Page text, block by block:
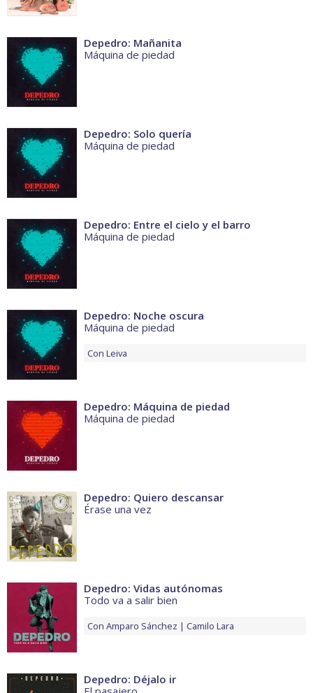
Depedro: Mañanita
Máquina de piedad
Depedro: Solo quería
Máquina de piedad
Depedro: Entre el cielo y el barro
Máquina de piedad
Depedro: Noche oscura
Máquina de piedad
Con Leiva
Depedro: Máquina de piedad
Máquina de piedad
Depedro: Quiero descansar
Érase una vez
Depedro: Vidas autónomas
Todo va a salir bien
Con Amparo Sánchez Camilo Lara
Depedro: Déjalo ir